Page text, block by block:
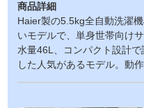
商品詳細
Haier製の5.5kg全自動洗濯
いモデルで、単身世帯向け
水量46L、コンパクト設計
した人気があるモデル。動